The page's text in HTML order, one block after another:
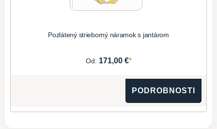
Pozlátený strieborný náramok s jantárom
Od: 171,00 €*
PODROBNOSTI